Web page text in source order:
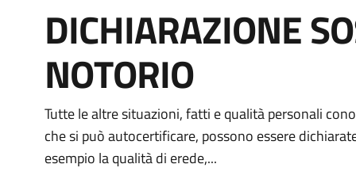
DICHIARAZIONE
NOTORIO
Dettagli della notizia
Tutte le altre situazioni, fatti e qualità personali
che si può autocertificare, possono essere
esempio la qualità di erede,...